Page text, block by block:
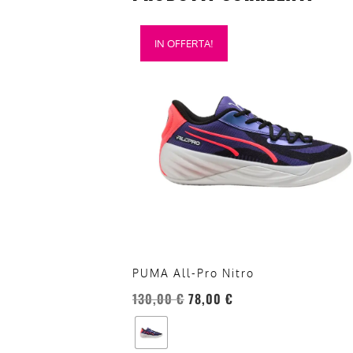
IN OFFERTA!
PUMA All-Pro Nitro
130,00€ 78,00 €
Questo
prodotto
varianti.
opzioni
possono
del
prodotto